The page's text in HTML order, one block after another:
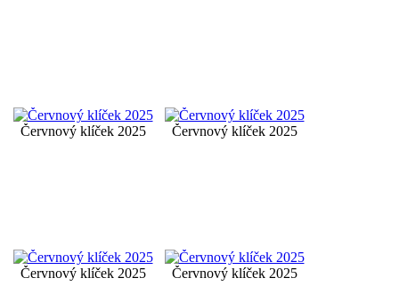
Červnový klíček 2025 Červnový klíček 2025
Červnový klíček 2025 Červnový klíček 2025